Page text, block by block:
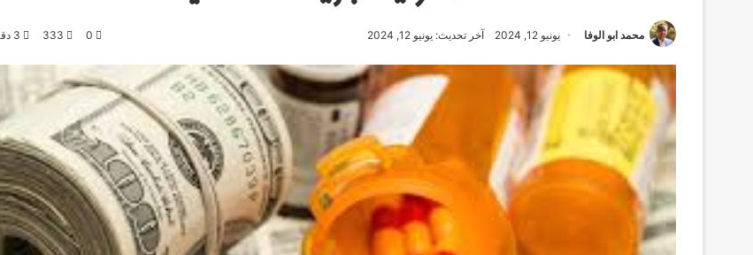
محمد ابو الوفا يونيو 12, 2024 آخر تحديث: يونيو 12, 2024 0
333